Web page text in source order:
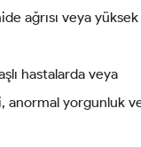
ağrısı veya yüksek
hastalarda veya
anormal yorgunluk